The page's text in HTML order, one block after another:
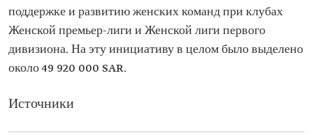
поддержке и развитию женских команд при клубах
Женской премьер-лиги и Женской лиги первого
дивизиона. На эту инициативу в целом было выделено
около 49 920 000 SAR.
Источники